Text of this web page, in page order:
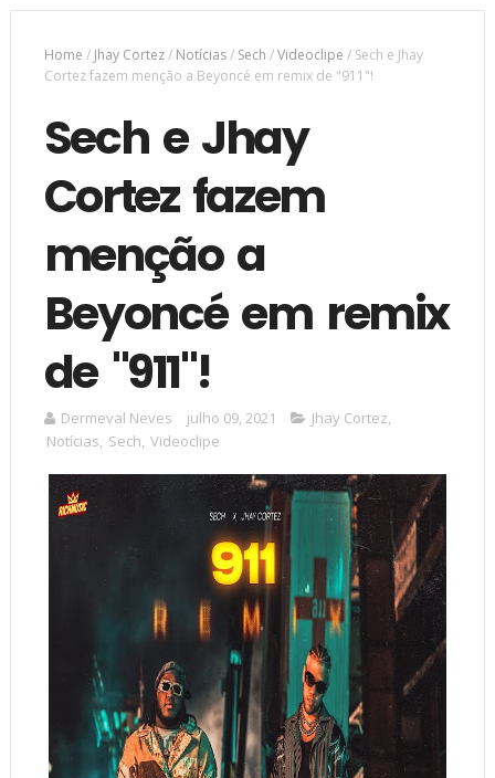
Home / Jhay Cortez/ Notícias/ Sech /Videoclipe / Sech e Jhay
Cortez fazem menção a Beyoncé em remix de "911"!
Sech e Jhay
Cortez fazem
menção a
Beyoncé em remix
de "911"!
Dermeval Neves julho 09, 2021 Jhay Cortez,
Notícias, Sech, Videoclipe